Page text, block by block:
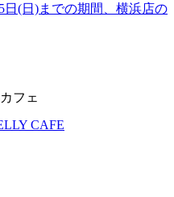
日(日)までの期間、横浜店の
フェ